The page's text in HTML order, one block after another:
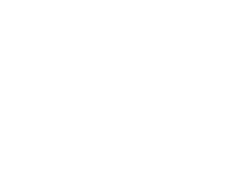
تتحمل درجات الحرارة المنخفضة
تتحمل الجفاف بمجرد استقرار
: تنمو بشكل ممتاز
: مثالية كغطاء أرضي